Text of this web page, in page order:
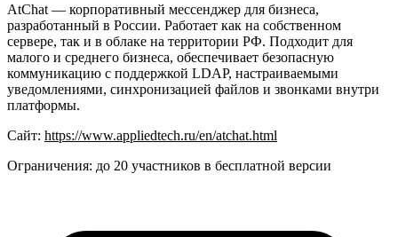
AtChat — корпоративный мессенджер для бизнеса,
разработанный в России. Работает как на собственном
сервере, так и в облаке на территории РФ. Подходит для
малого и среднего бизнеса, обеспечивает безопасную
коммуникацию с поддержкой LDAP, настраиваемыми
уведомлениями, синхронизацией файлов и звонками внутри
платформы.
Сайт: https://www.appliedtech.ru/en/atchat.html
Ограничения: до 20 участников в бесплатной версии